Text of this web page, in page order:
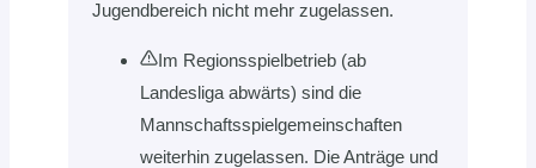
Jugendbereich nicht mehr zugelassen.
Im Regionsspielbetrieb (ab
Landesliga abwärts) sind die
Mannschaftsspielgemeinschaften
weiterhin zugelassen. Die Anträge und